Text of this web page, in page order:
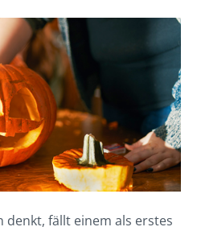
denkt, fällt einem als erstes